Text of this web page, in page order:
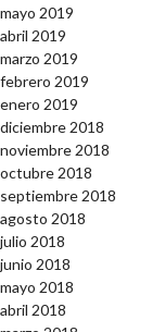
mayo 2019
abril 2019
marzo 2019
febrero 2019
enero 2019
diciembre 2018
noviembre 2018
octubre 2018
septiembre 2018
agosto 2018
julio 2018
junio 2018
mayo 2018
abril 2018